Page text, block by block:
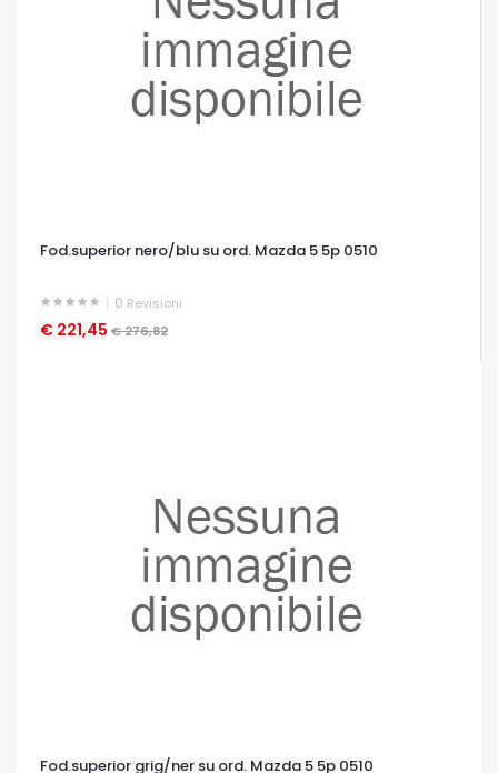
Fod.superior nero/blu su ord. Mazda 5 5p 0510
0 Revisioni
€ 221,45 € 276,82
OCCHIATA VELOCE
Fod.superior grig/ner su ord. Mazda 5 5p 0510